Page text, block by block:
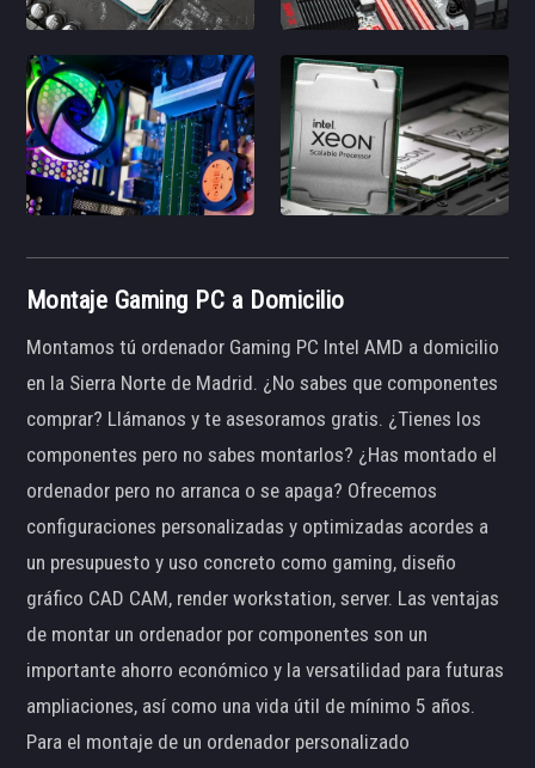
Montaje Gaming PC a Domicilio
Montamos tú ordenador Gaming PC Intel AMD a domicilio
en la Sierra Norte de Madrid. ¿No sabes que componentes
comprar? Llámanos y te asesoramos gratis. ¿Tienes los
componentes pero no sabes montarlos? ¿Has montado el
ordenador pero no arranca o se apaga? Ofrecemos
configuraciones personalizadas y optimizadas acordes a
un presupuesto y uso concreto como gaming, diseño
gráfico CAD CAM, render workstation, server. Las ventajas
de montar un ordenador por componentes son un
importante ahorro económico y la versatilidad para futuras
ampliaciones, así como una vida útil de mínimo 5 años.
Para el montaje de un ordenador personalizado